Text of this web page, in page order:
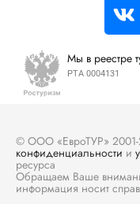
Мы в реестре
РТА 0004131
© ООО «ЕвроТУР»
конфиденциальности и
ресурса
Обращаем Ваше
информация носит